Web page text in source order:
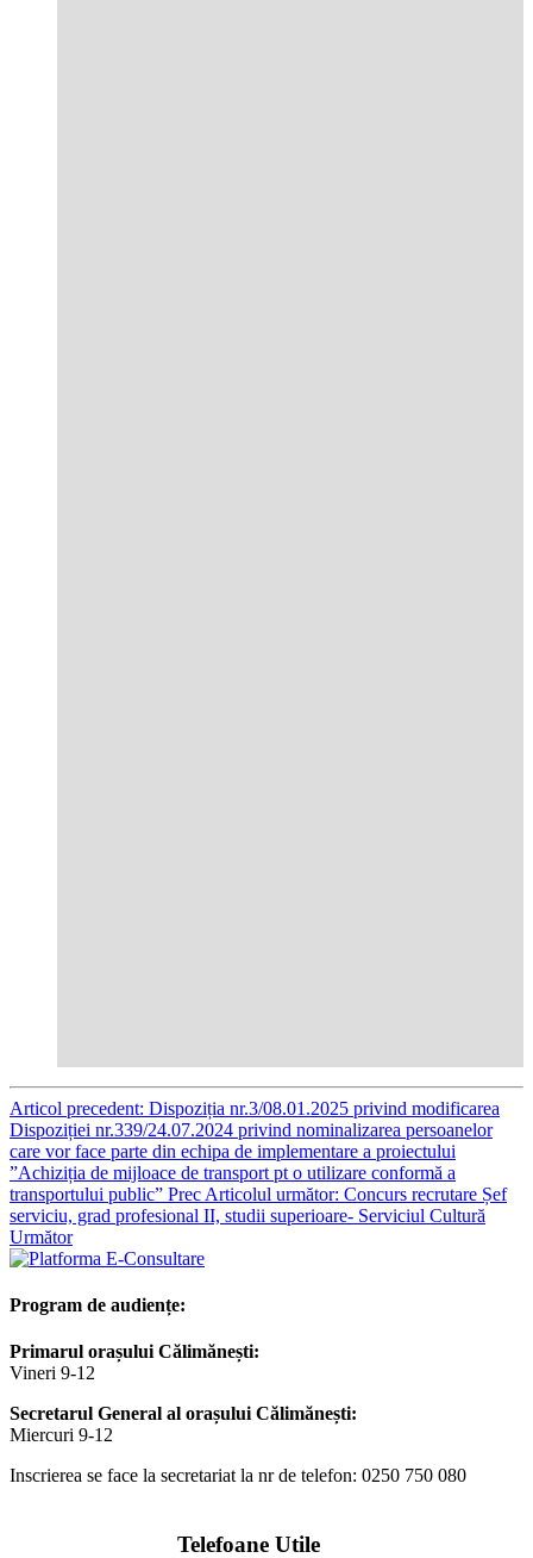
Articol precedent: Dispoziția nr.3/08.01.2025 privind modificarea
Dispoziției nr.339/24.07.2024 privind nominalizarea persoanelor
care vor face parte din echipa de implementare a proiectului
”Achiziția de mijloace de transport pt o utilizare conformă a
transportului public” Prec Articolul următor: Concurs recrutare Șef
serviciu, grad profesional II, studii superioare- Serviciul Cultură
Următor
Program de audiențe:
Primarul orașului Călimănești:
Vineri 9-12
Secretarul General al orașului Călimănești:
Miercuri 9-12
Inscrierea se face la secretariat la nr de telefon: 0250 750 080
Telefoane Utile